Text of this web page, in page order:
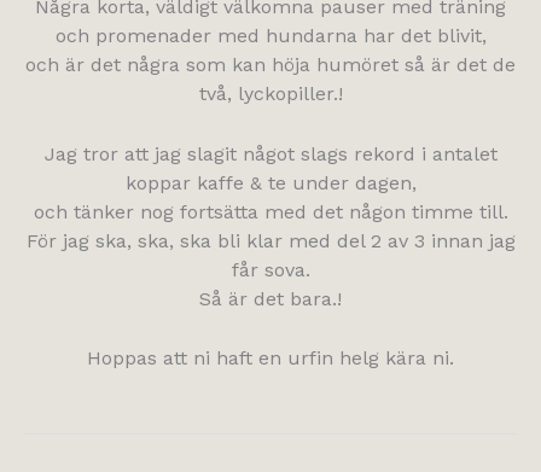
Några korta, väldigt välkomna pauser med träning
och promenader med hundarna har det blivit,
och är det några som kan höja humöret så är det de
två, lyckopiller.!
Jag tror att jag slagit något slags rekord i antalet
koppar kaffe & te under dagen,
och tänker nog fortsätta med det någon timme till.
För jag ska, ska, ska bli klar med del 2 av 3 innan jag
får sova.
Så är det bara.!
Hoppas att ni haft en urfin helg kära ni.